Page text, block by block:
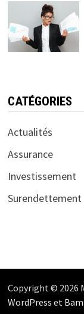
CATÉGORIES
Actualités
Assurance
Investissement
Surendettement
Copyright © 2026
WordPress et Bam.